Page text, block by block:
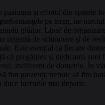
pasiunea și efortul din spatele
pe teren, iar
grăitor. Lipsa de
urgentă de schimbare și de
Este esențial ca fiecare
că pregătirea și dedicarea sunt
indiferent de domeniu. În
fim prezenți; trebuie să fim
duce lucrurile mai departe.